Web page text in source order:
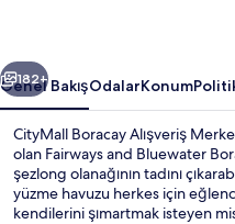
Sonraki
182+
Genel BakışOdalarKonum
CityMall Boracay Alışveriş
olan Fairways and Bluewater
şezlong olanağının tadını
yüzme havuzu herkes için
kendilerini şımartmak isteyen